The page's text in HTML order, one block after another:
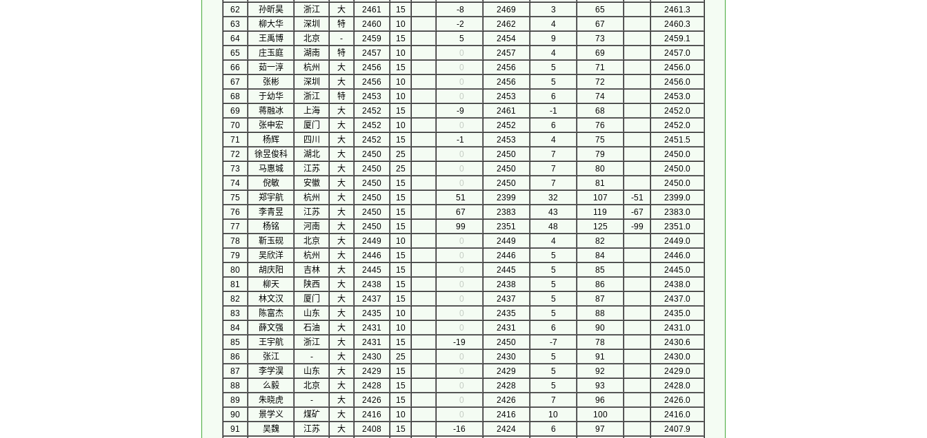
62
孙昕昊 浙江 大 2461 15 -8 2469 3 65
2461.3
63
柳大华 深圳 特 2460 10 -2 2462 4 67
2460.3
64
王禹博 北京 - 2459 15 5 2454 9 73
2459.1
65
庄玉庭 湖南 特 2457 10 0 2457 4 69
2457.0
66
茹一淳 杭州 大 2456 15 0 2456 5 71
2456.0
67
张彬 深圳 大 2456 10 0 2456 5 72
2456.0
68
于幼华 浙江 特 2453 10 0 2453 6 74
2453.0
69
蒋融冰 上海 大 2452 15 -9 2461 -1 68
2452.0
70
张申宏 厦门 大 2452 10 0 2452 6 76
2452.0
71
杨辉 四川 大 2452 15 -1 2453 4 75
2451.5
72
徐昱俊科 湖北 大 2450 25 0 2450 7 79
2450.0
73
马惠城 江苏 大 2450 25 0 2450 7 80
2450.0
74
倪敏 安徽 大 2450 15 0 2450 7 81
2450.0
75
郑宇航 杭州 大 2450 15 51 2399 32 107 -51
2399.0
76
李青昱 江苏 大 2450 15 67 2383 43 119 -67
2383.0
77
杨铭 河南 大 2450 15 99 2351 48 125 -99
2351.0
78
靳玉砚 北京 大 2449 10 0 2449 4 82
2449.0
79
吴欣洋 杭州 大 2446 15 0 2446 5 84
2446.0
80
胡庆阳 吉林 大 2445 15 0 2445 5 85
2445.0
81
柳天 陕西 大 2438 15 0 2438 5 86
2438.0
82
林文汉 厦门 大 2437 15 0 2437 5 87
2437.0
83
陈富杰 山东 大 2435 10 0 2435 5 88
2435.0
84
薛文强 石油 大 2431 10 0 2431 6 90
2431.0
85
王宇航 浙江 大 2431 15 -19 2450 -7 78
2430.6
86
张江 - 大 2430 25 0 2430 5 91
2430.0
87
李学淏 山东 大 2429 15 0 2429 5 92
2429.0
88
么毅 北京 大 2428 15 0 2428 5 93
2428.0
89
朱晓虎 - 大 2426 15 0 2426 7 96
2426.0
90
景学义 煤矿 大 2416 10 0 2416 10 100
2416.0
91
吴魏 江苏 大 2408 15 -16 2424 6 97
2407.9